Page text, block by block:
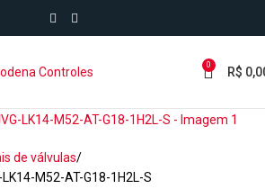
0 R$
de válvulas
M52-AT-G18-1H2L-S